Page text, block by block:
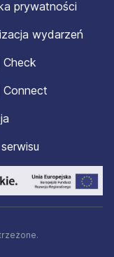
prywatności
wydarzeń
Check
Connect